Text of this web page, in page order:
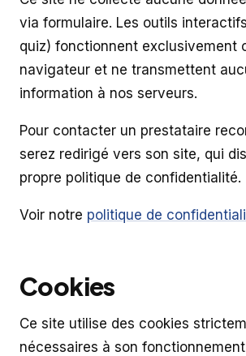
via formulaire. Les outils
quiz) fonctionnent exclusivement
navigateur et ne transmettent
information à nos serveurs.
Pour contacter un prestataire
serez redirigé vers son site, qui
propre politique de confidentialité.
Voir notre politique de
Cookies
Ce site utilise des cookies
nécessaires à son